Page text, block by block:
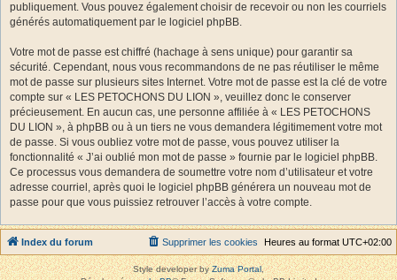
publiquement. Vous pouvez également choisir de recevoir ou non les courriels
générés automatiquement par le logiciel phpBB.
Votre mot de passe est chiffré (hachage à sens unique) pour garantir sa
sécurité. Cependant, nous vous recommandons de ne pas réutiliser le même
mot de passe sur plusieurs sites Internet. Votre mot de passe est la clé de votre
compte sur « LES PETOCHONS DU LION », veuillez donc le conserver
précieusement. En aucun cas, une personne affiliée à « LES PETOCHONS
DU LION », à phpBB ou à un tiers ne vous demandera légitimement votre mot
de passe. Si vous oubliez votre mot de passe, vous pouvez utiliser la
fonctionnalité « J’ai oublié mon mot de passe » fournie par le logiciel phpBB.
Ce processus vous demandera de soumettre votre nom d’utilisateur et votre
adresse courriel, après quoi le logiciel phpBB générera un nouveau mot de
passe pour que vous puissiez retrouver l’accès à votre compte.
Index du forum Heures au format UTC+02:00
Supprimer les cookies
Style developer byZuma Portal,